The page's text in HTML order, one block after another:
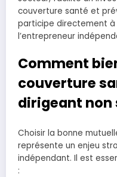
couverture santé et
participe directement
l’entrepreneur
Comment
couverture
dirigeant non
Choisir la bonne
représente un enjeu
indépendant. Il est
: